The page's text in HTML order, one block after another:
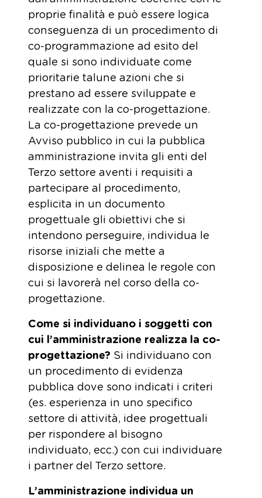
proprie finalità e può essere logica
conseguenza di un procedimento di
co-programmazione ad esito del
quale si sono individuate come
prioritarie talune azioni che si
prestano ad essere sviluppate e
realizzate con la co-progettazione.
La co-progettazione prevede un
Avviso pubblico in cui la pubblica
amministrazione invita gli enti del
Terzo settore aventi i requisiti a
partecipare al procedimento,
esplicita in un documento
progettuale gli obiettivi che si
intendono perseguire, individua le
risorse iniziali che mette a
disposizione e delinea le regole con
cui si lavorerà nel corso della co-
progettazione.
Come si individuano i soggetti con
cui l’amministrazione realizza la co-
progettazione? Si individuano con
un procedimento di evidenza
pubblica dove sono indicati i criteri
(es. esperienza in uno specifico
settore di attività, idee progettuali
per rispondere al bisogno
individuato, ecc.) con cui individuare
i partner del Terzo settore.
L’amministrazione individua un